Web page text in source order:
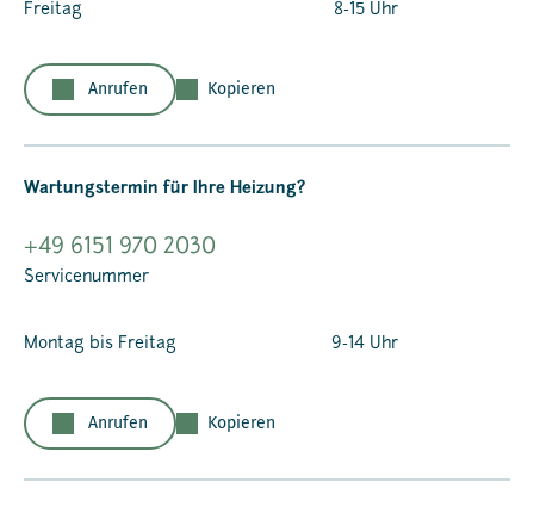
Freitag
8-15 Uhr
Anrufen Kopieren
Wartungstermin für Ihre Heizung?
+49 6151 970 2030
Servicenummer
Montag bis Freitag 9-14 Uhr
Anrufen Kopieren